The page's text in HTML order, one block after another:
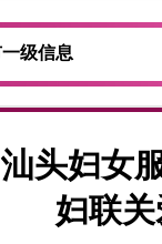
级信息
汕头妇
妇联